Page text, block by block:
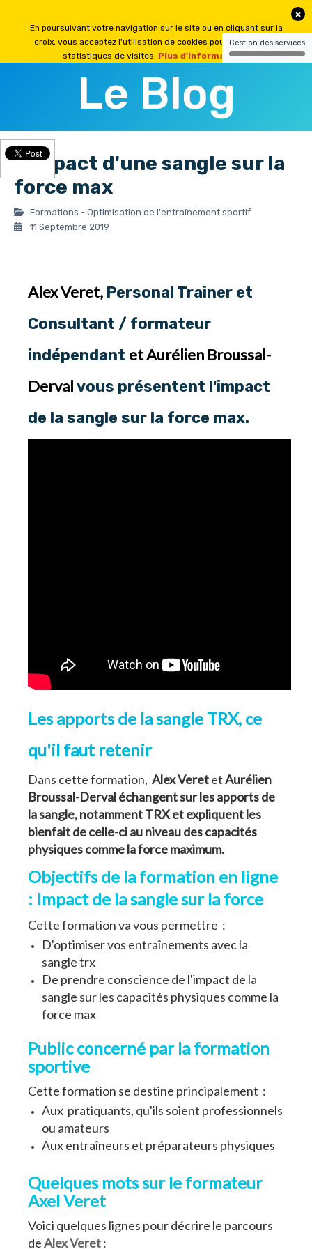
Le Blog
L'impact d'une sangle sur la
force max
Formations - Optimisation de l'entraînement sportif
11 Septembre 2019
Alex Veret, Personal Trainer et
Consultant / formateur
indépendant etAurélien Broussal-
Dervalvous présentent l'impact
de la sangle sur la force max.
Les apports de la sangle TRX, ce
qu'il faut retenir
Dans cette formation, Alex VeretetAurélien
Broussal-Derval échangent sur les apports de
la sangle, notamment TRX et expliquent les
bienfait de celle-ci au niveau des capacités
physiques comme la force maximum.
Objectifs de la formation en ligne
: Impact de la sangle sur la force
Cette formation va vous permettre :
D'optimiser vos entraînements avec la
sangle trx
De prendre conscience de l'impact de la
sangle sur les capacités physiques comme la
force max
Public concerné par la formation
sportive
Cette formation se destine principalement :
Aux pratiquants, qu'ils soient professionnels
ou amateurs
Aux entraîneurs et préparateurs physiques
Quelques mots sur le formateur
Axel Veret
Voici quelques lignes pour décrire le parcours
deAlex Veret: